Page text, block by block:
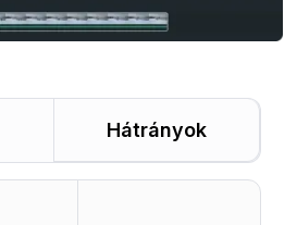
Hátrányok